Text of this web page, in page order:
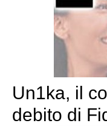
Un1ka, il
debito di